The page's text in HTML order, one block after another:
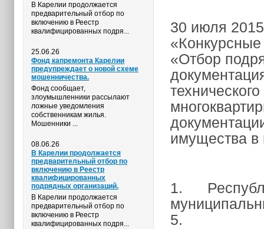
В Карелии продолжается
предварительный отбор по
включению в Реестр
квалифицированных подря...
25.06.26
Фонд капремонта Карелии
предупреждает о новой схеме
мошенничества.
Фонд сообщает,
злоумышленники рассылают
ложные уведомления
собственникам жилья.
Мошенники ...
08.06.26
В Карелии продолжается
предварительный отбор по
включению в Реестр
квалифицированных
подрядных организаций.
В Карелии продолжается
предварительный отбор по
включению в Реестр
квалифицированных подря...
30 июля
«Отбор
имущества в
1.
5.